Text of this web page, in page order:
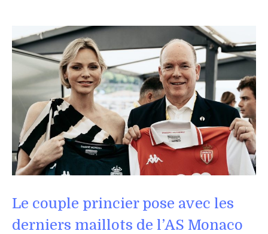
Le couple princier pose avec les
derniers maillots de l’AS Monaco